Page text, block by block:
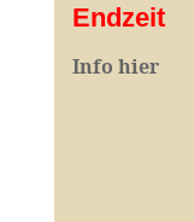
Endzeit
Info hier